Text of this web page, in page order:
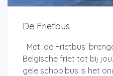
De Frietbus
Met ‘de Frietbus’
Belgische friet tot bij
gele schoolbus is het